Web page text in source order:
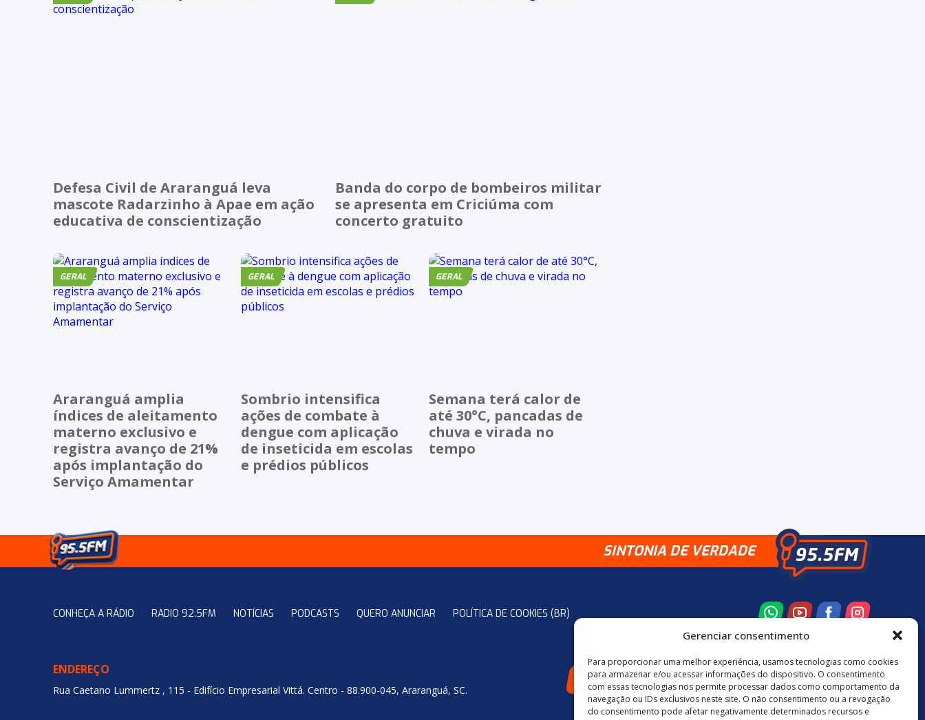
Gerenciar consentimento
Para proporcionar uma melhor experiência, usamos tecnologias como cookies
para armazenar e/ou acessar informações do dispositivo. O consentimento
com essas tecnologias nos permite processar dados como comportamento da
navegação ou IDs exclusivos neste site. O não consentimento ou a revogação
do consentimento pode afetar negativamente determinados recursos e
Defesa Civil de Araranguá leva
mascote Radarzinho à Apae em ação
educativa de conscientização
Banda do corpo de bombeiros militar
se apresenta em Criciúma com
concerto gratuito
GERAL
Araranguá amplia
índices de aleitamento
materno exclusivo e
registra avanço de 21%
após implantação do
Serviço Amamentar
GERAL
Sombrio intensifica
ações de combate à
dengue com aplicação
de inseticida em escolas
e prédios públicos
GERAL
Semana terá calor de
até 30°C, pancadas de
chuva e virada no
tempo
SINTONIA DE VERDADE
CONHEÇA A RÁDIO RADIO 92.5FM NOTÍCIAS PODCASTS QUERO ANUNCIAR POLÍTICA DE COOKIES (BR)
ENDEREÇO
Rua Caetano Lummertz , 115 - Edifício Empresarial Vittá. Centro - 88.900-045, Araranguá, SC.
48 3524-0137 48 9880-84667